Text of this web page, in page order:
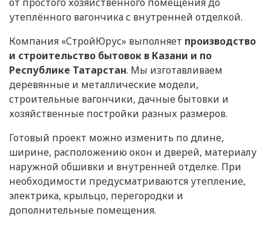
утеплённого вагончика с внутренней отделкой.
Компания «СтройЮрус» выполняет производство
и строительство бытовок в Казани и по
Республике Татарстан. Мы изготавливаем
деревянные и металлические модели,
строительные вагончики, дачные бытовки и
хозяйственные постройки разных размеров.
Готовый проект можно изменить по длине,
ширине, расположению окон и дверей, материалу
наружной обшивки и внутренней отделке. При
необходимости предусматриваются утепление,
электрика, крыльцо, перегородки и
дополнительные помещения.